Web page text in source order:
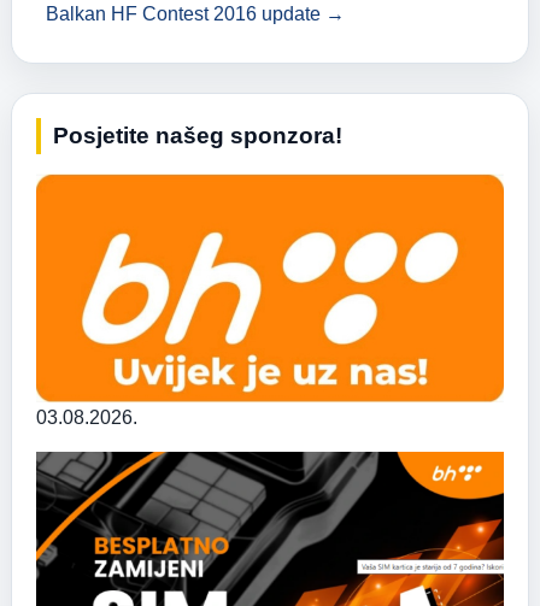
Balkan HF Contest 2016 update →
Posjetite našeg sponzora!
03.08.2026.